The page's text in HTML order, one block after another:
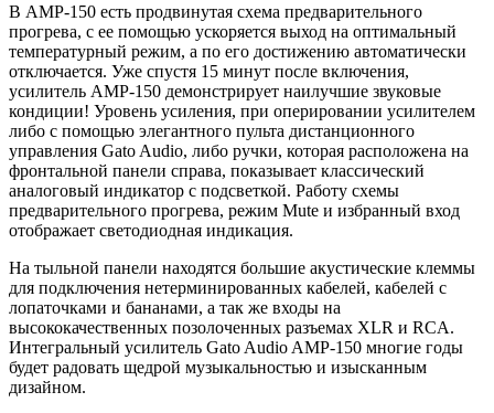
В AMP-150 есть продвинутая схема предварительного
прогрева, с ее помощью ускоряется выход на оптимальный
температурный режим, а по его достижению автоматически
отключается. Уже спустя 15 минут после включения,
усилитель AMP-150 демонстрирует наилучшие звуковые
кондиции! Уровень усиления, при оперировании усилителем
либо с помощью элегантного пульта дистанционного
управления Gato Audio, либо ручки, которая расположена на
фронтальной панели справа, показывает классический
аналоговый индикатор с подсветкой. Работу схемы
предварительного прогрева, режим Mute и избранный вход
отображает светодиодная индикация.
На тыльной панели находятся большие акустические клеммы
для подключения нетерминированных кабелей, кабелей с
лопаточками и бананами, а так же входы на
высококачественных позолоченных разъемах XLR и RCA.
Интегральный усилитель Gato Audio AMP-150 многие годы
будет радовать щедрой музыкальностью и изысканным
дизайном.